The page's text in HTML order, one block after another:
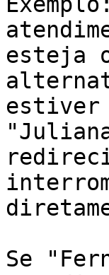
esteja
estiver
Se